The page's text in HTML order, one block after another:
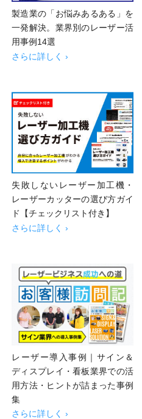
製造業の「お悩みあるある」を
一発解決。業界別のレーザー活
用事例14選
さらに詳しく ›
失敗しないレーザー加工機・
レーザーカッターの選び方ガイ
ド【チェックリスト付き】
さらに詳しく ›
レーザー導入事例｜サイン＆
ディスプレイ・看板業界での活
用方法・ヒントが詰まった事例
集
さらに詳しく ›